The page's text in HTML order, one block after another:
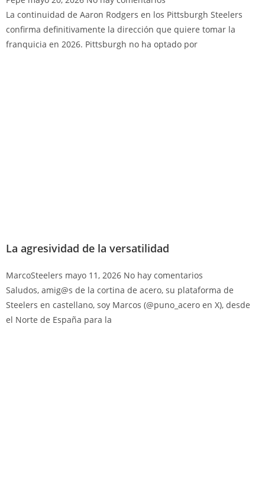
La continuidad de Aaron Rodgers en los Pittsburgh Steelers
confirma definitivamente la dirección que quiere tomar la
franquicia en 2026. Pittsburgh no ha optado por
La agresividad de la versatilidad
MarcoSteelers mayo 11, 2026 No hay comentarios
Saludos, amig@s de la cortina de acero, su plataforma de
Steelers en castellano, soy Marcos (@puno_acero en X), desde
el Norte de España para la